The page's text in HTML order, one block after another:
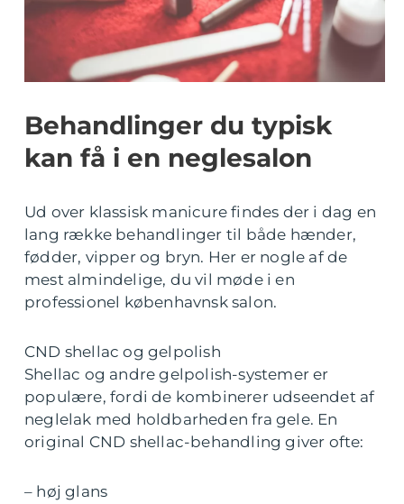
Behandlinger du typisk
kan få i en neglesalon
Ud over klassisk manicure findes der i dag en
lang række behandlinger til både hænder,
fødder, vipper og bryn. Her er nogle af de
mest almindelige, du vil møde i en
professionel københavnsk salon.
CND shellac og gelpolish
Shellac og andre gelpolish-systemer er
populære, fordi de kombinerer udseendet af
neglelak med holdbarheden fra gele. En
original CND shellac-behandling giver ofte:
– høj glans